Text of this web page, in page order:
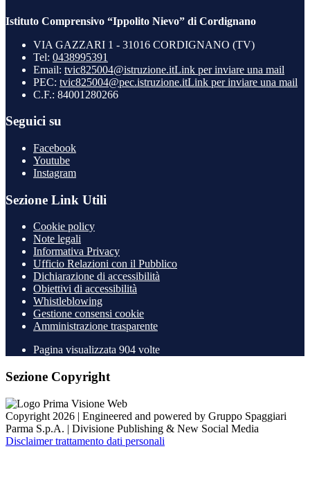
Istituto Comprensivo “Ippolito Nievo” di Cordignano
VIA GAZZARI 1 - 31016 CORDIGNANO (TV)
Tel: 0438995391
Email: tvic825004@istruzione.itLink per inviare una mail
PEC: tvic825004@pec.istruzione.itLink per inviare una mail
C.F.: 84001280266
Seguici su
Facebook
Youtube
Instagram
Sezione Link Utili
Cookie policy
Note legali
Informativa Privacy
Ufficio Relazioni con il Pubblico
Dichiarazione di accessibilità
Obiettivi di accessibilità
Whistleblowing
Gestione consensi cookie
Amministrazione trasparente
Pagina visualizzata 904 volte
Sezione Copyright
Copyright 2026 | Engineered and powered by Gruppo Spaggiari
Parma S.p.A. | Divisione Publishing & New Social Media
Disclaimer trattamento dati personali